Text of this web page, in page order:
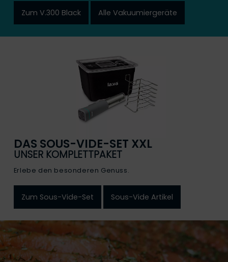
Zum V.300 Black Alle Vakuumiergeräte
DAS SOUS-VIDE-SET XXL
UNSER KOMPLETTPAKET
Erlebe den besonderen Genuss.
Zum Sous-Vide-Set Sous-Vide Artikel